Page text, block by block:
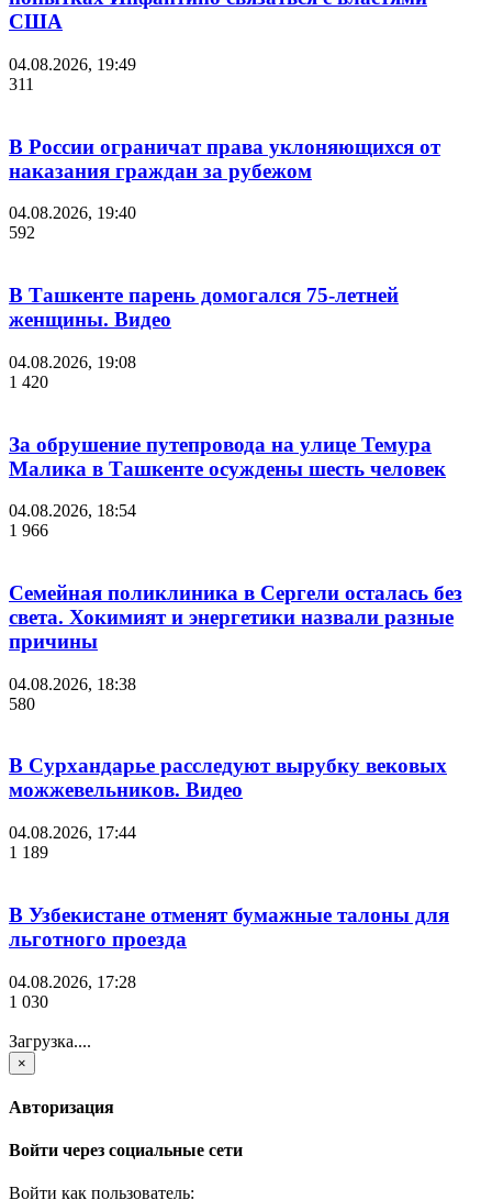
США
04.08.2026, 19:49
311
В России ограничат права уклоняющихся от
наказания граждан за рубежом
04.08.2026, 19:40
592
В Ташкенте парень домогался 75-летней
женщины. Видео
04.08.2026, 19:08
1 420
За обрушение путепровода на улице Темура
Малика в Ташкенте осуждены шесть человек
04.08.2026, 18:54
1 966
Семейная поликлиника в Сергели осталась без
света. Хокимият и энергетики назвали разные
причины
04.08.2026, 18:38
580
В Сурхандарье расследуют вырубку вековых
можжевельников. Видео
04.08.2026, 17:44
1 189
В Узбекистане отменят бумажные талоны для
льготного проезда
04.08.2026, 17:28
1 030
Загрузка....
×
Авторизация
Войти через социальные сети
Войти как пользователь: